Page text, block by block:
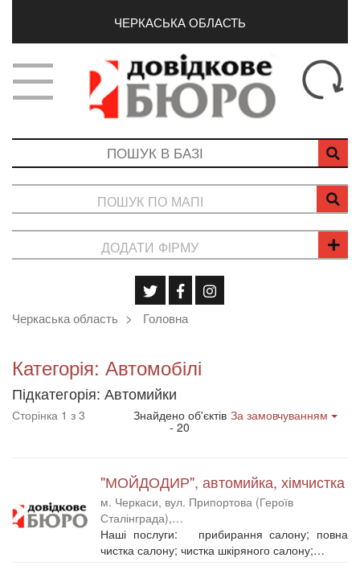
ЧЕРКАСЬКА ОБЛАСТЬ
ПОШУК ПО МАПІ
ДОДАТИ ФІРМУ
Черкаська область Головна
Категорія: Автомобілі
Підкатегорія: Автомийки
Сторінка 1 з 3 Знайдено об'єктів
- 20
За замовчуванням
"МОЙДОДИР", автомийка, хімчистка
м. Черкаси, вул. Припортова (Героїв
Сталінграда),…
Наші послуги: прибирання салону; повна
чистка салону; чистка шкіряного салону;…